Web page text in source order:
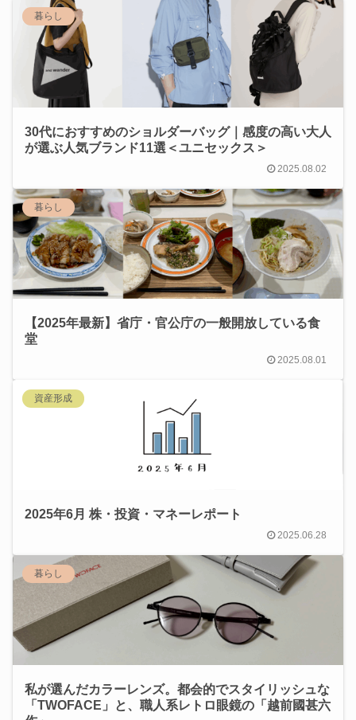
暮らし
30代におすすめのショルダーバッグ｜感度の高い大人
が選ぶ人気ブランド11選＜ユニセックス＞
2025.08.02
暮らし
【2025年最新】省庁・官公庁の一般開放している食
堂
2025.08.01
資産形成
2025年6月 株・投資・マネーレポート
2025.06.28
暮らし
私が選んだカラーレンズ。都会的でスタイリッシュな
「TWOFACE」と、職人系レトロ眼鏡の「越前國甚六